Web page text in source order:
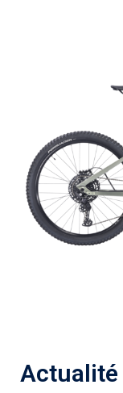
Actualité